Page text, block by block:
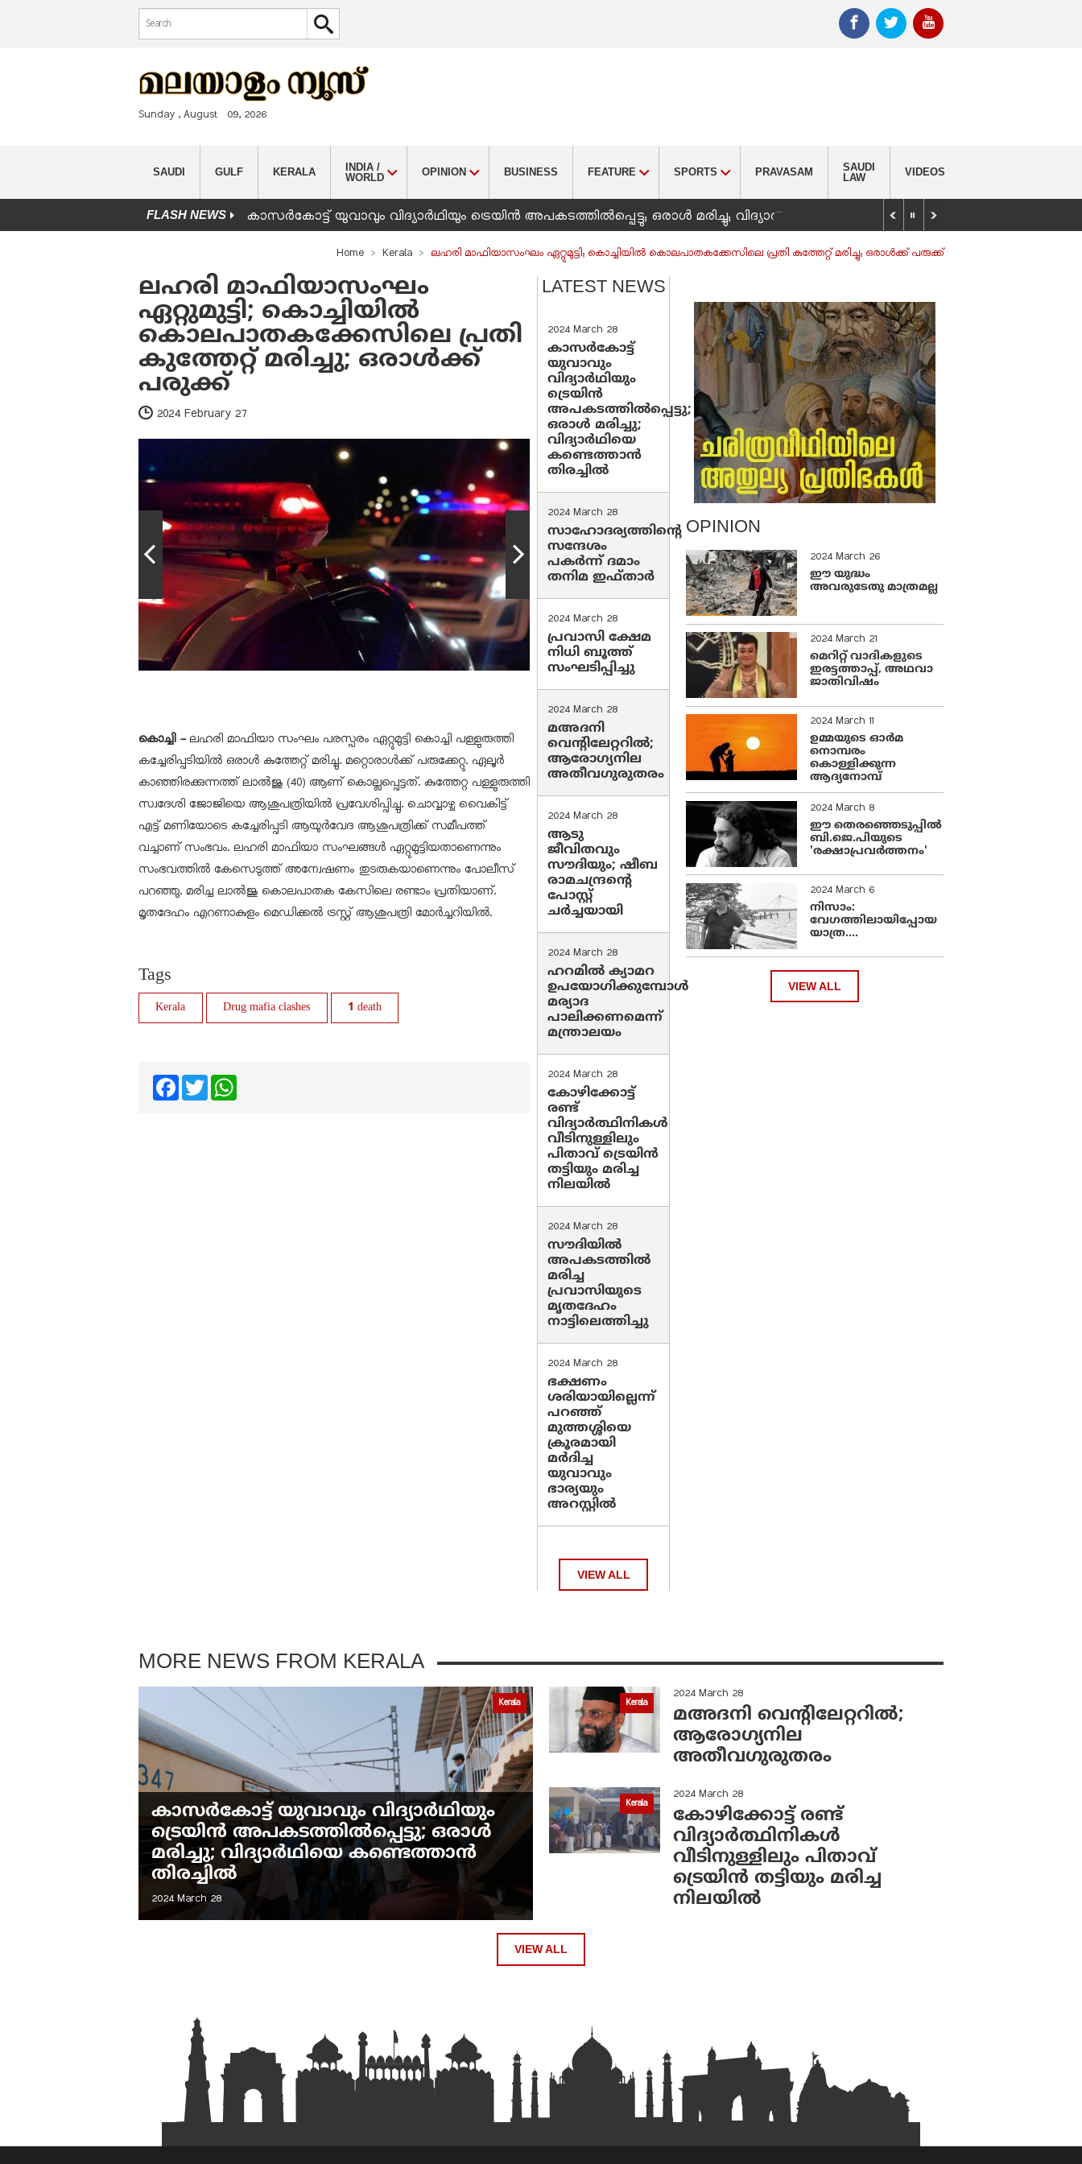
Search form
Search
Sunday , August 09, 2026
SAUDI GULF KERALA
INDIA /
WORLD
OPINION BUSINESS FEATURE SPORTS PRAVASAM
SAUDI
LAW
VIDEOS
FLASH NEWS കാസർകോട്ട് യുവാവും വിദ്യാർഥിയും ട്രെയിൻ അപകടത്തിൽപ്പെട്ടു; ഒരാൾ മരിച്ചു; വിദ്യാർഥിയെ കണ്ടെത്താൻ തിരച്ചിൽ
Home Kerala ലഹരി മാഫിയാസംഘം ഏറ്റുമുട്ടി; കൊച്ചിയിൽ കൊലപാതകക്കേസിലെ പ്രതി കുത്തേറ്റ് മരിച്ചു; ഒരാൾക്ക് പരുക്ക്
ലഹരി മാഫിയാസംഘം
ഏറ്റുമുട്ടി; കൊച്ചിയിൽ
കൊലപാതകക്കേസിലെ പ്രതി
കുത്തേറ്റ് മരിച്ചു; ഒരാൾക്ക്
പരുക്ക്
2024 February 27
കൊച്ചി -ലഹരി മാഫിയാ സംഘം പരസ്പരം ഏറ്റുമുട്ടി കൊച്ചി പള്ളുരുത്തി
കച്ചേരിപ്പടിയിൽ ഒരാൾ കുത്തേറ്റ് മരിച്ചു. മറ്റൊരാൾക്ക് പരുക്കേറ്റു. ഏലൂർ
കാഞ്ഞിരക്കുന്നത്ത് ലാൽജു (40) ആണ് കൊല്ലപ്പെട്ടത്. കുത്തേറ്റ പള്ളുരുത്തി
സ്വദേശി ജോജിയെ ആശുപത്രിയിൽ പ്രവേശിപ്പിച്ചു. ചൊവ്വാഴ്ച വൈകിട്ട്
എട്ട് മണിയോടെ കച്ചേരിപ്പടി ആയുർവേദ ആശുപത്രിക്ക് സമീപത്ത്
വച്ചാണ് സംഭവം. ലഹരി മാഫിയാ സംഘങ്ങൾ ഏറ്റുമുട്ടിയതാണെന്നും
സംഭവത്തിൽ കേസെടുത്ത് അന്വേഷണം തുടരുകയാണെന്നും പോലീസ്
പറഞ്ഞു. മരിച്ച ലാൽജു കൊലപാതക കേസിലെ രണ്ടാം പ്രതിയാണ്.
മൃതദേഹം എറണാകുളം മെഡിക്കൽ ട്രസ്റ്റ് ആശുപത്രി മോർച്ചറിയിൽ.
Tags
Kerala Drug mafia clashes 1 death
FacebookTwitter
LATEST NEWS
2024 March 28
കാസർകോട്ട്
യുവാവും
വിദ്യാർഥിയും
ട്രെയിൻ
അപകടത്തിൽപ്പെട്ടു;
ഒരാൾ മരിച്ചു;
വിദ്യാർഥിയെ
കണ്ടെത്താൻ
തിരച്ചിൽ
2024 March 28
സാഹോദര്യത്തിന്റെ
സന്ദേശം
പകർന്ന് ദമാം
തനിമ ഇഫ്‌താർ
2024 March 28
പ്രവാസി ക്ഷേമ
നിധി ബൂത്ത്
സംഘടിപ്പിച്ചു
2024 March 28
മഅദനി
വെന്റിലേറ്ററിൽ;
ആരോഗ്യനില
അതീവഗുരുതരം
2024 March 28
ആടു
ജീവിതവും
സൗദിയും; ഷീബ
രാമചന്ദ്രന്റെ
പോസ്റ്റ്
ചര്‍ച്ചയായി
2024 March 28
ഹറമില്‍ ക്യാമറ
ഉപയോഗിക്കുമ്പോള്‍
മര്യാദ
പാലിക്കണമെന്ന്
മന്ത്രാലയം
2024 March 28
കോഴിക്കോട്ട്
രണ്ട്
വിദ്യാർത്ഥിനികൾ
വീടിനുള്ളിലും
പിതാവ് ട്രെയിൻ
തട്ടിയും മരിച്ച
നിലയിൽ
2024 March 28
സൗദിയില്‍
അപകടത്തില്‍
മരിച്ച
പ്രവാസിയുടെ
മൃതദേഹം
നാട്ടിലെത്തിച്ചു
2024 March 28
ഭക്ഷണം
ശരിയായില്ലെന്ന്
പറഞ്ഞ്
മുത്തശ്ശിയെ
ക്രൂരമായി
മര്‍ദിച്ച
യുവാവും
ഭാര്യയും
അറസ്റ്റില്‍
VIEW ALL
OPINION
2024 March 26
ഈ യുദ്ധം
അവരുടേതു മാത്രമല്ല
2024 March 21
മെറിറ്റ് വാദികളുടെ
ഇരട്ടത്താപ്പ്, അഥവാ
ജാതിവിഷം
2024 March 11
ഉമ്മയുടെ ഓർമ
നൊമ്പരം
കൊള്ളിക്കുന്ന
ആദ്യനോമ്പ്
2024 March 8
ഈ തെരഞ്ഞെടുപ്പില്‍
ബി.ജെ.പിയുടെ
'രക്ഷാപ്രവര്‍ത്തനം'
2024 March 6
നിസാം:
വേഗത്തിലായിപ്പോയ
യാത്ര....
VIEW ALL
MORE NEWS FROM KERALA
Kerala
കാസർകോട്ട് യുവാവും വിദ്യാർഥിയും
ട്രെയിൻ അപകടത്തിൽപ്പെട്ടു; ഒരാൾ
മരിച്ചു; വിദ്യാർഥിയെ കണ്ടെത്താൻ
തിരച്ചിൽ
2024 March 28
Kerala
2024 March 28
മഅദനി വെന്റിലേറ്ററിൽ;
ആരോഗ്യനില
അതീവഗുരുതരം
Kerala
2024 March 28
കോഴിക്കോട്ട് രണ്ട്
വിദ്യാർത്ഥിനികൾ
വീടിനുള്ളിലും പിതാവ്
ട്രെയിൻ തട്ടിയും മരിച്ച
നിലയിൽ
VIEW ALL